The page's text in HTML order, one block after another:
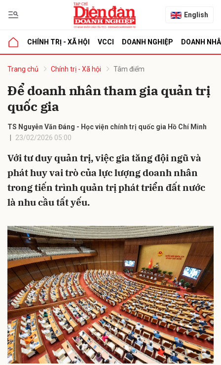
English
CHÍNH TRỊ - XÃ HỘI VCCI DOANH NGHIỆP DOANH
Trang chủ Chính trị - Xã hội Tâm điểm
Để doanh nhân tham gia quản trị
quốc gia
TS Nguyễn Văn Đáng - Học viện chính trị quốc gia Hồ Chí Minh
23/02/2026 05:00
Với tư duy quản trị, việc gia tăng đội ngũ và
phát huy vai trò của lực lượng doanh nhân
trong tiến trình quản trị phát triển đất nước
là nhu cầu tất yếu.
luận
Hủy